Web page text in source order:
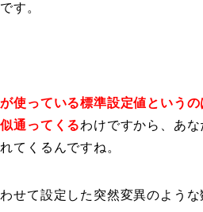
す。
使っている標準設定値という
通ってくるわけですから、あ
てくるんですね。
せて設定した突然変異のよう